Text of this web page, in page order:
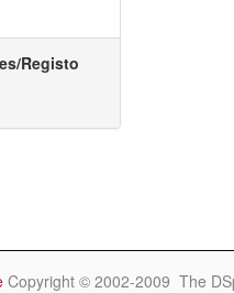
Registo
Copyright © 2002-2009 The